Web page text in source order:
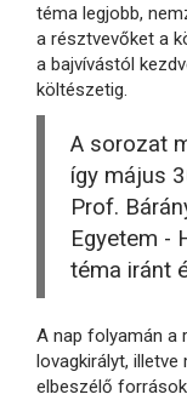
téma legjobb,
a résztvevőket a
a bajvívástól
költészetig.
A sorozat
így május
Prof.
Egyetem -
téma iránt
A nap folyamán a
lovagkirályt,
elbeszélő